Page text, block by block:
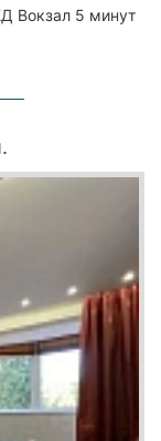
Вокзал 5 минут